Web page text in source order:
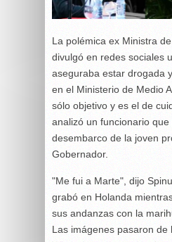
La polémica ex Ministra
divulgó en redes sociales
aseguraba estar drogada
en el Ministerio de Medio
sólo objetivo y es el de
analizó un funcionario que
desembarco de la joven
Gobernador.
"Me fui a Marte", dijo
grabó en Holanda
sus andanzas con la
Las imágenes pasaron de